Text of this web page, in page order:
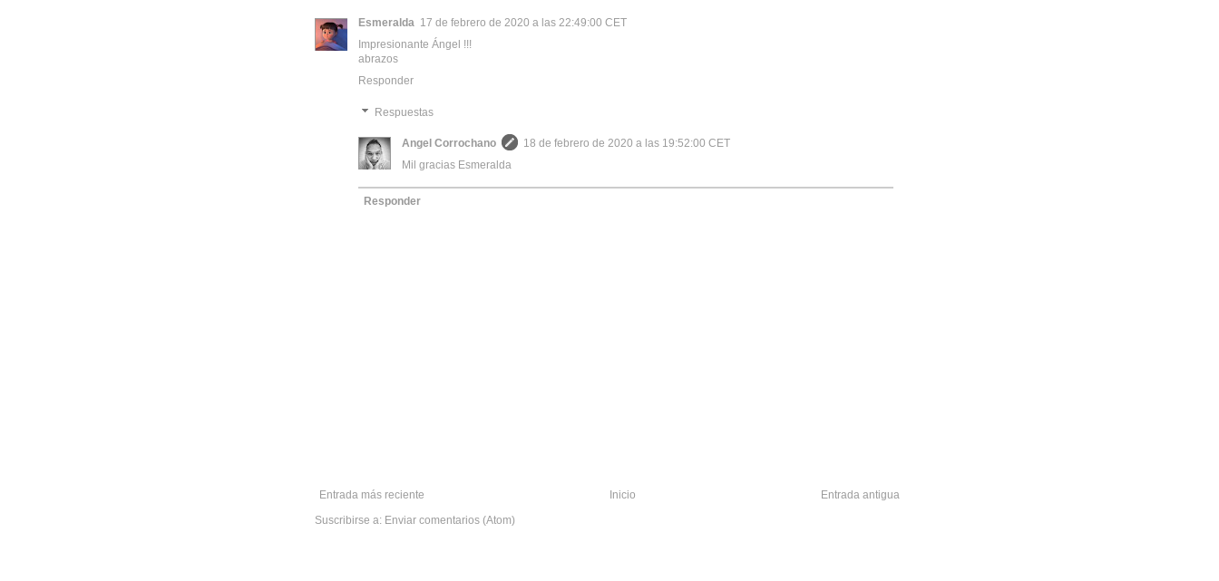
Esmeralda 17 de febrero de 2020 a las 22:49:00 CET
Impresionante Ángel !!!
abrazos
Responder
Respuestas
Angel Corrochano
18 de febrero de 2020 a las 19:52:00 CET
Mil gracias Esmeralda
Responder
Entrada más reciente Entrada antigua
Inicio
Suscribirse a: Enviar comentarios (Atom)